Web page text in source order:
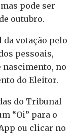
mas pode ser
outubro.
votação pelo
pessoais,
nascimento, no
do Eleitor.
do Tribunal
“Oi” para o
ou clicar no